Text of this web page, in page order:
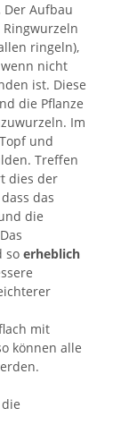
Der Aufbau
ringeln),
nicht
ist. Diese
die Pflanze
Im
und
Treffen
dies der
das
die
so erheblich
mit
können alle